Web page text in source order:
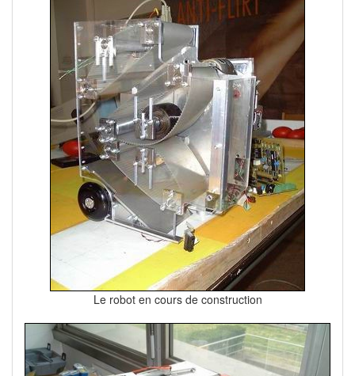
Le robot en cours de construction